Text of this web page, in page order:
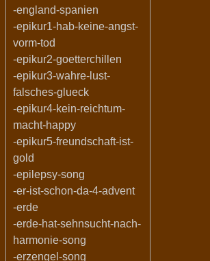
-england-spanien
-epikur1-hab-keine-angst-
vorm-tod
-epikur2-goetterchillen
-epikur3-wahre-lust-
falsches-glueck
-epikur4-kein-reichtum-
macht-happy
-epikur5-freundschaft-ist-
gold
-epilepsy-song
-er-ist-schon-da-4-advent
-erde
-erde-hat-sehnsucht-nach-
harmonie-song
-erzengel-song